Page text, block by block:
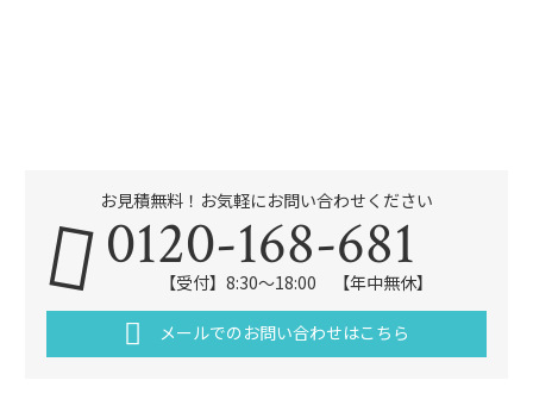
お見積無料！お気軽にお問い合わせください
0120-168-681
【受付】8:30～18:00 【年中無休】
メールでのお問い合わせはこちら